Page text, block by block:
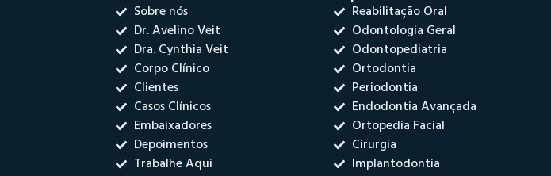
Sobre nós
Dr. Avelino Veit
Dra. Cynthia Veit
Corpo Clínico
Clientes
Casos Clínicos
Embaixadores
Depoimentos
Trabalhe Aqui
Reabilitação Oral
Odontologia Geral
Odontopediatria
Ortodontia
Periodontia
Endodontia Avançada
Ortopedia Facial
Cirurgia
Implantodontia